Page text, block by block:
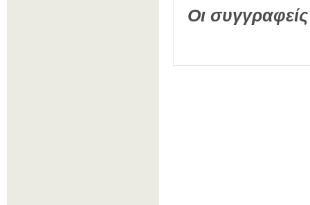
Οι συγγραφείς